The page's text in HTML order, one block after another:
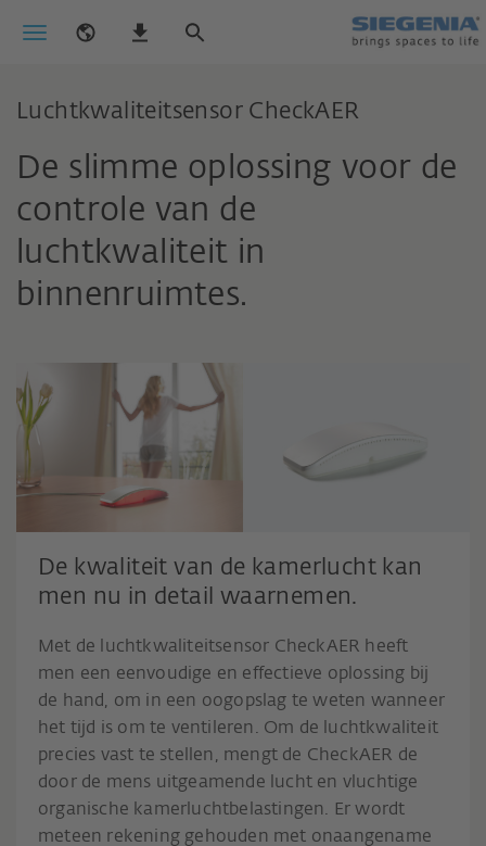
Luchtkwaliteitsensor CheckAER
De slimme oplossing voor de
controle van de
luchtkwaliteit in
binnenruimtes.
De kwaliteit van de kamerlucht kan
men nu in detail waarnemen.
Met de luchtkwaliteitsensor CheckAER heeft
men een eenvoudige en effectieve oplossing bij
de hand, om in een oogopslag te weten wanneer
het tijd is om te ventileren. Om de luchtkwaliteit
precies vast te stellen, mengt de CheckAER de
door de mens uitgeamende lucht en vluchtige
organische kamerluchtbelastingen. Er wordt
meteen rekening gehouden met onaangename